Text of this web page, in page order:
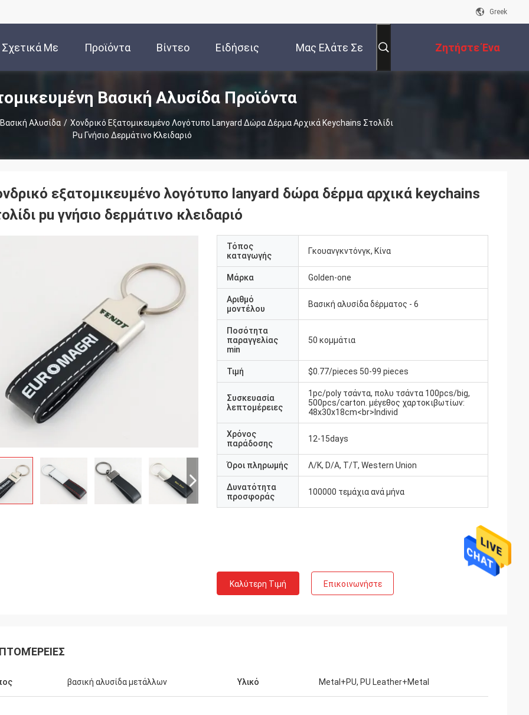
Greek
Σχετικά Με
Εμάς
Προϊόντα Βίντεο Ειδήσεις Μας Ελάτε Σε Ζητήστε Ένα
Απόσπασμα
Βασική Αλυσίδα Προϊόντα
Αλυσίδα / Χονδρικό Εξατομικευμένο Λογότυπο Lanyard Δώρα Δέρμα Αρχικά Keychains Στολίδι
Pu Γνήσιο Δερμάτινο Κλειδαριό
εξατομικευμένο λογότυπο lanyard δώρα δέρμα αρχικά keychains
pu γνήσιο δερμάτινο κλειδαριό
Τόπος
καταγωγής
Γκουανγκντόνγκ, Κίνα
Μάρκα Golden-one
Αριθμό
μοντέλου
Βασική αλυσίδα δέρματος - 6
Ποσότητα
παραγγελίας
min
50 κομμάτια
Τιμή $0.77/pieces 50-99 pieces
Συσκευασία
λεπτομέρειες
1pc/poly τσάντα, πολυ τσάντα 100pcs/big,
500pcs/carton. μέγεθος χαρτοκιβωτίων:
48x30x18cm<br>Individ
Χρόνος
παράδοσης
12-15days
Όροι πληρωμής Λ/Κ, D/A, T/T, Western Union
Δυνατότητα
προσφοράς
100000 τεμάχια ανά μήνα
Καλύτερη Τιμή Επικοινωνήστε
βασική αλυσίδα μετάλλων Υλικό Metal+PU, PU Leather+Metal